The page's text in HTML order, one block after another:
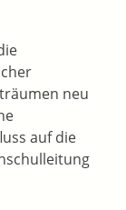
neu
auf die